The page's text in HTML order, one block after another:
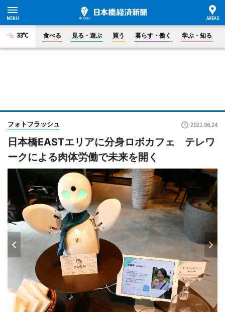
33°C 食べる 見る・遊ぶ 買う 暮らす・働く 学ぶ・知る
フォトフラッシュ 2021.06.24
日本橋EASTエリアに分身ロボカフェ テレワ
ークによる肉体労働で未来を開く